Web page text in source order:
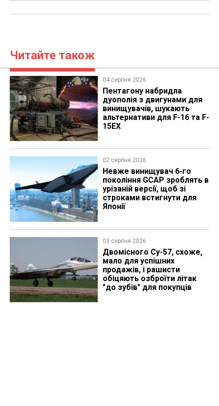
Читайте також
04 серпня 2026
Пентагону набридла
дуополія з двигунами для
винищувачів, шукають
альтернативи для F-16 та F-
15EX
02 серпня 2026
Невже винищувач 6-го
покоління GCAP зроблять в
урізаній версії, щоб зі
строками встигнути для
Японії
03 серпня 2026
Двомісного Су-57, схоже,
мало для успішних
продажів, і рашисти
обіцяють озброїти літак
"до зубів" для покупців